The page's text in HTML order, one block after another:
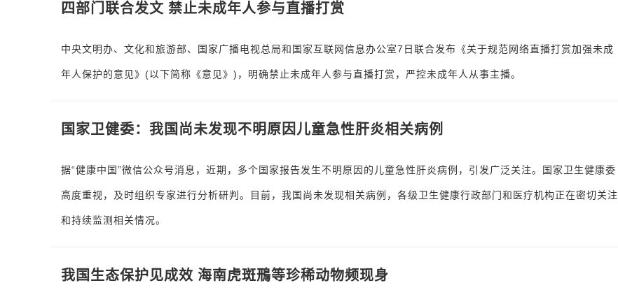
四部门联合发文 禁止未成年人参与直播打赏
中央文明办、文化和旅游部、国家广播电视总局和国家互联网信息办公室7日联合发布《关于规范网络直播打赏加强未成
年人保护的意见》(以下简称《意见》)，明确禁止未成年人参与直播打赏，严控未成年人从事主播。
国家卫健委：我国尚未发现不明原因儿童急性肝炎相关病例
据“健康中国”微信公众号消息，近期，多个国家报告发生不明原因的儿童急性肝炎病例，引发广泛关注。国家卫生健康委
高度重视，及时组织专家进行分析研判。目前，我国尚未发现相关病例，各级卫生健康行政部门和医疗机构正在密切关注
和持续监测相关情况。
我国生态保护见成效 海南虎斑鳽等珍稀动物频现身